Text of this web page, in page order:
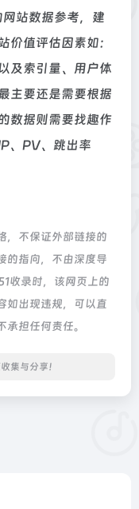
站数据参考，建
价值评估因素如：
及索引量、用户体
主要还是需要根据
数据则需要找趣作
、PV、跳出率
，不保证外部链接的
的指向，不由深度导
收录时，该网页上的
如出现违规，可以直
担任何责任。
集与分享！